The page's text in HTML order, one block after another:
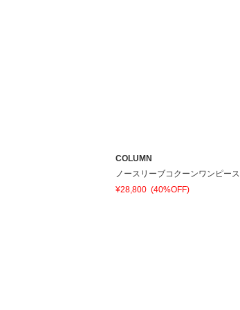
COLUMN
ノースリーブコクーンワンピース
¥28,800 (40%OFF)